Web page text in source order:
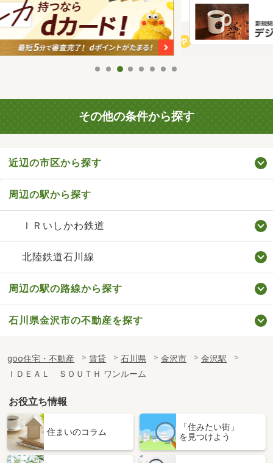
その他の条件から探す
近辺の市区から探す
周辺の駅から探す
ＩＲいしかわ鉄道
北陸鉄道石川線
周辺の駅の路線から探す
石川県金沢市の不動産を探す
goo住宅・不動産 賃貸 石川県 金沢市
金沢駅
ＩＤＥＡＬ ＳＯＵＴＨ ワンルーム
お役立ち情報
住まいのコラム
「住みたい街」
を見つけよう